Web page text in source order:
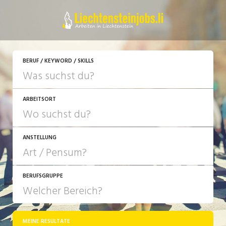
BERUF / KEYWORD / SKILLS
ARBEITSORT
ANSTELLUNG
JOB-TYP
Festanstellung
BERUFSGRUPPE
MEINE RESULTATE
JETZT BEWERBEN